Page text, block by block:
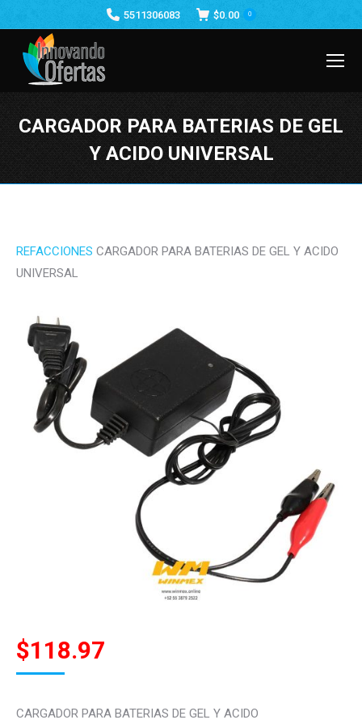
5511306083 $0.00 0
CARGADOR PARA BATERIAS DE GEL
Y ACIDO UNIVERSAL
REFACCIONES CARGADOR PARA BATERIAS DE GEL Y ACIDO
UNIVERSAL
$118.97
CARGADOR PARA BATERIAS DE GEL Y ACIDO